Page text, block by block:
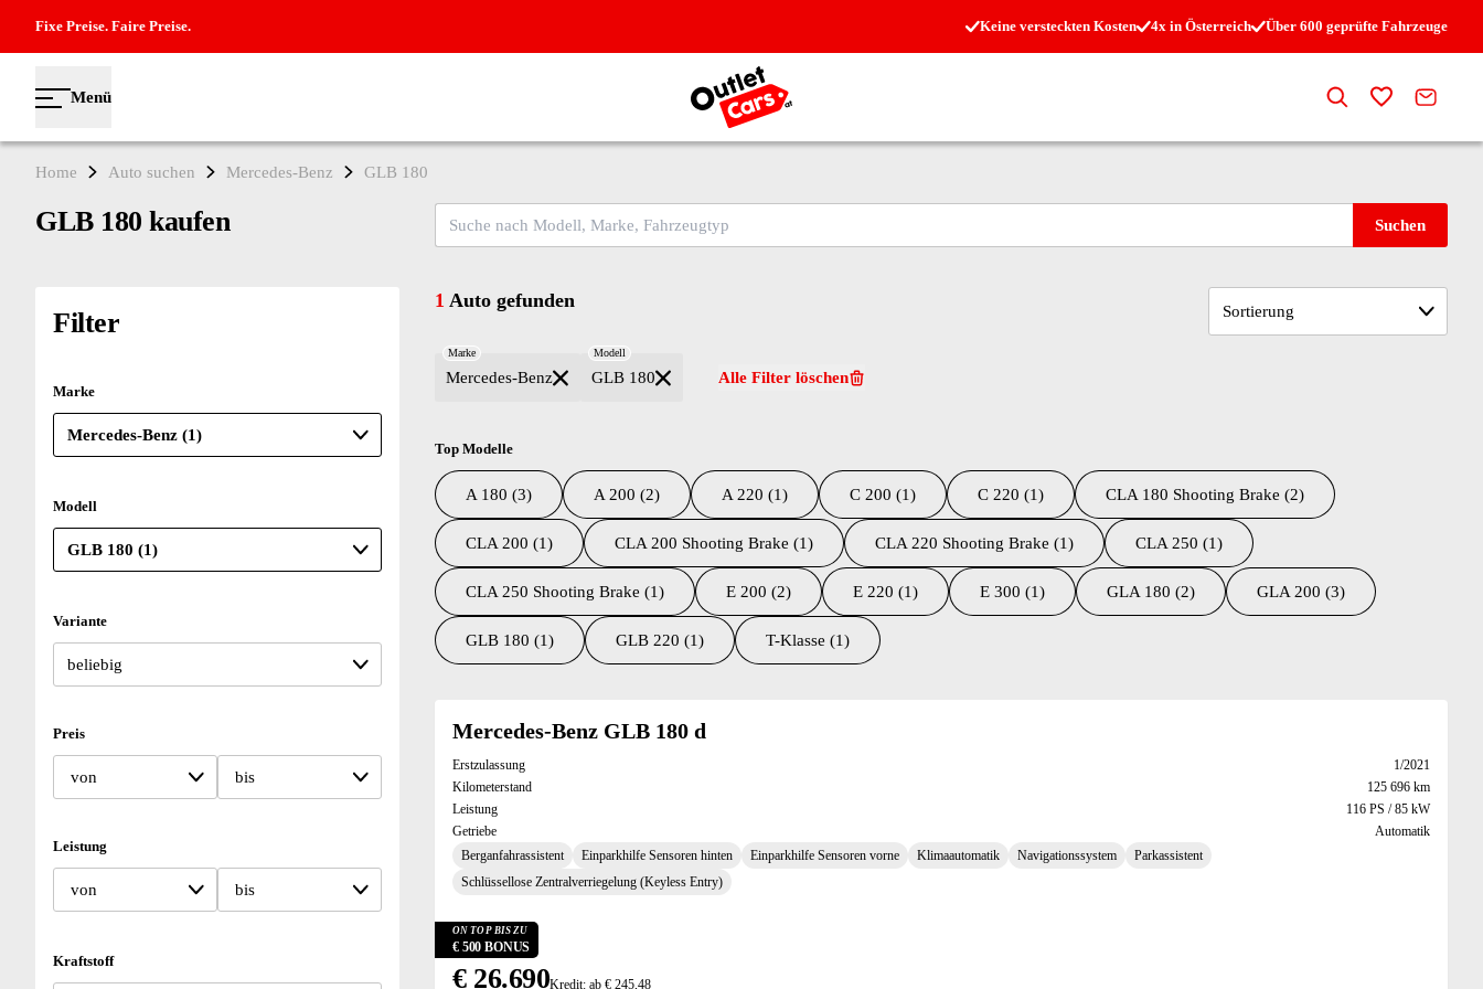
Fixe Preise. Faire Preise. Keine versteckten Kosten 4x in Österreich Über 600 geprüfte Fahrzeuge
Menü
Zur Startseite
SucheZur
Home Auto suchen Mercedes-Benz GLB 180
GLB 180 kaufen Suchen
Filter
Marke
Modell
Variante
Preis
von bis
Leistung
von bis
Kraftstoff
1 Auto gefunden
Mercedes-Benz
Marke
GLB 180
Modell
Alle Filter löschen
Top Modelle
A 180 (3) A 200 (2) A 220 (1) C 200 (1) C 220 (1) CLA 180 Shooting Brake (2)
CLA 200 (1) CLA 200 Shooting Brake (1) CLA 220 Shooting Brake (1) CLA 250 (1)
CLA 250 Shooting Brake (1) E 200 (2) E 220 (1) E 300 (1) GLA 180 (2) GLA 200 (3)
GLB 180 (1) GLB 220 (1) T-Klasse (1)
Mercedes-Benz GLB 180 d
Erstzulassung
1/2021
Kilometerstand
125 696 km
Leistung
116 PS / 85 kW
Getriebe
Automatik
Berganfahrassistent
Einparkhilfe Sensoren hinten Einparkhilfe Sensoren vorne Klimaautomatik Navigationssystem
Parkassistent
Schlüssellose Zentralverriegelung (Keyless Entry)
ON TOP BIS ZU
€ 500 BONUS
€ 26.690Kredit: ab € 245,48